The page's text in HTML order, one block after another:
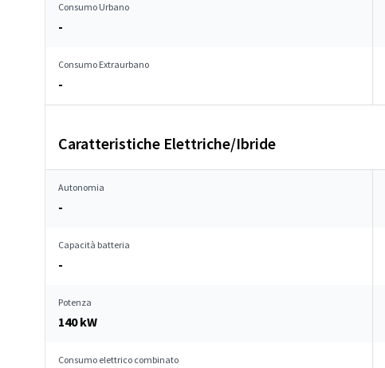
Consumo Urbano
-
Consumo Extraurbano
-
Caratteristiche Elettriche/Ibride
Autonomia
-
Capacità batteria
-
Potenza
140 kW
Consumo elettrico combinato